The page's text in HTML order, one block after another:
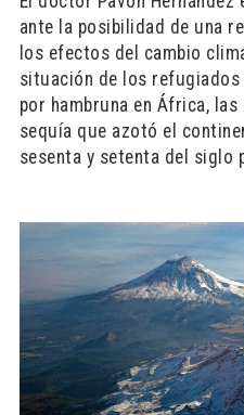
ante la posibilidad de una
los efectos del cambio
situación de los
por hambruna en África,
sequía que azotó el
sesenta y setenta del siglo